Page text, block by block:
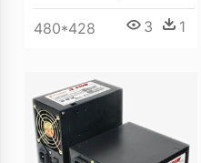
480*428 3 1